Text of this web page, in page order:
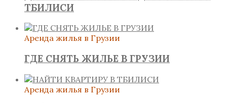
ТБИЛИСИ
Аренда жилья в Грузии
ГДЕ СНЯТЬ ЖИЛЬЕ В ГРУЗИИ
Аренда жилья в Грузии